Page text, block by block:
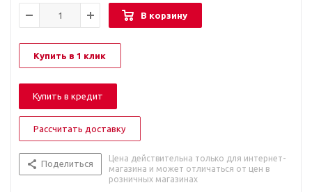
В корзину
Купить в 1 клик
Купить в кредит
Рассчитать доставку
Поделиться
Цена действительна только для интернет-
магазина и может отличаться от цен в
розничных магазинах